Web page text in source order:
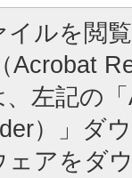
イルを閲
Acrobat
左記の
）」ダ
ェアをダ